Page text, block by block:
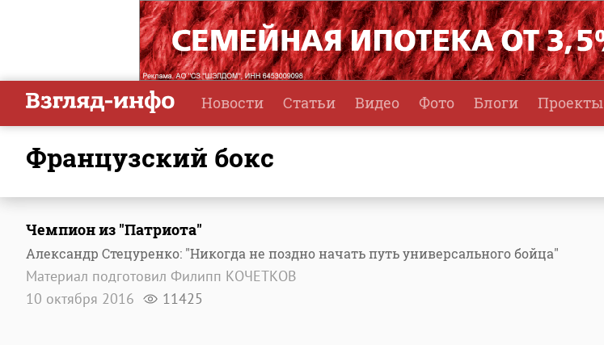
Новости Статьи Видео Фото Блоги Проекты
французский бокс
Чемпион из "Патриота"
Александр Стецуренко: "Никогда не поздно начать путь универсального бойца"
Материал подготовил Филипп КОЧЕТКОВ
10 октября 2016
11425